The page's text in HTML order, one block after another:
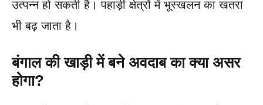
उत्पन्न हो सकती हैं। पहाड़ी क्षेत्रों में भूस्खलन का खतरा
भी बढ़ जाता है।
बंगाल की खाड़ी में बने अवदाब का क्या असर
होगा?